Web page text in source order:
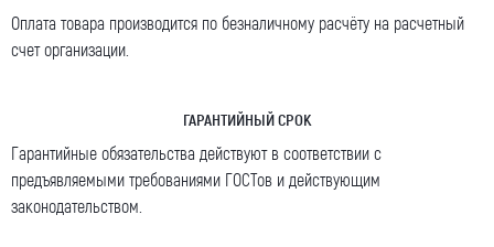
Оплата товара производится по безналичному расчёту на расчетный
счет организации.
ГАРАНТИЙНЫЙ СРОК
Гарантийные обязательства действуют в соответствии с
предъявляемыми требованиями ГОСТов и действующим
законодательством.